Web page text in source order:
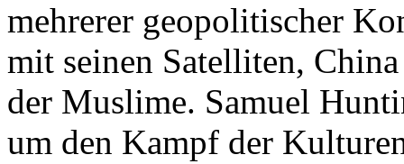
mehrerer geopolitischer
mit seinen Satelliten,
der Muslime. Samuel
um den Kampf der